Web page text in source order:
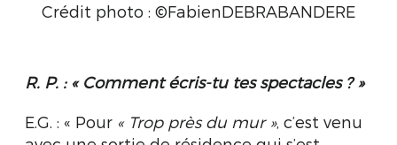
Crédit photo : ©FabienDEBRABANDERE
R. P. : « Comment écris-tu tes spectacles ? »
E.G. : « Pour « Trop près du mur », c’est venu